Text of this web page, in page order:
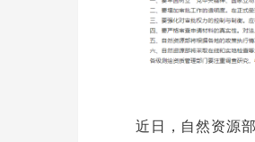
近日，自然资源